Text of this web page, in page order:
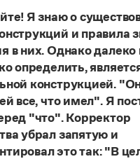
языка как
орфографии и
Краткий теоретический курс
пунктуации
русских имён
методических терминов
Я знаю о
и правила
в них. Однако далеко
определить,
конструкцией.
все, что имел". Я
"что". Корректор
убрал запятую и
это так: "В